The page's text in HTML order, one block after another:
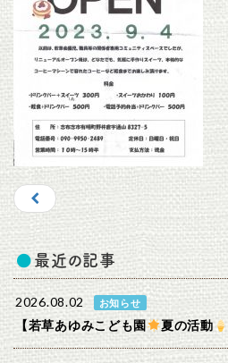
最近の記事
2026.08.02 お知らせ
【若草あゆみこども園 夏の活動